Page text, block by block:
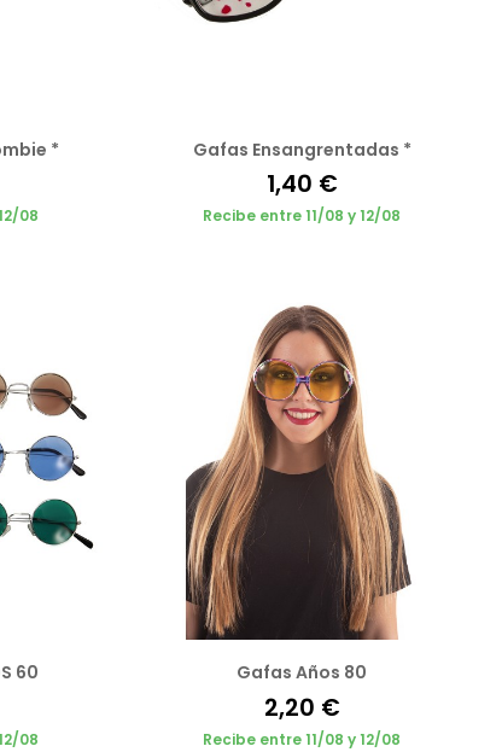
*
08
Gafas Ensangrentadas *
1,40 €
Recibe entre 11/08 y 12/08
60
08
Gafas Años 80
2,20 €
Recibe entre 11/08 y 12/08